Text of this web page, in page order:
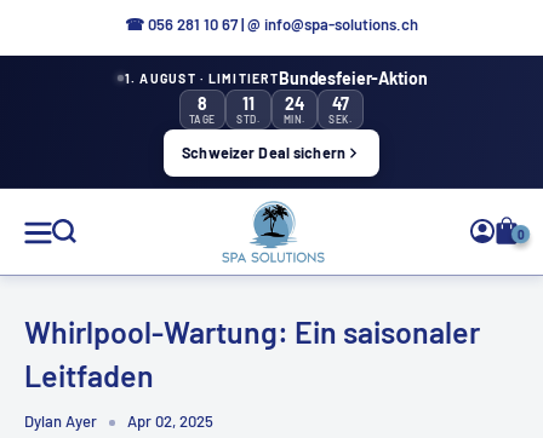
☎ 056 281 10 67|@ info@spa-solutions.ch
1. AUGUST · LIMITIERTBundesfeier-Aktion
8
TAGE
11
STD.
24
MIN.
46
SEK.
Schweizer Deal sichern
Solutions
0
Whirlpool-Wartung: Ein saisonaler
Leitfaden
Dylan Ayer Apr 02, 2025